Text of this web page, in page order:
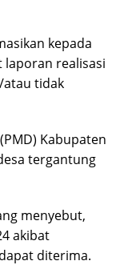
kepada
realisasi
atau tidak
Kabupaten
tergantung
menyebut,
akibat
diterima.